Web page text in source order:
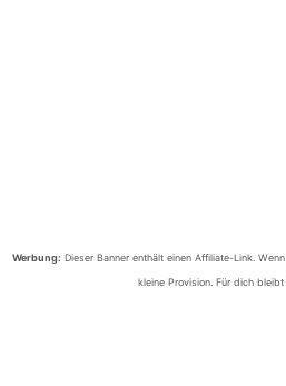
Werbung: Dieser Banner enthält einen Affiliate-Link.
kleine Provision. Für dich bleibt